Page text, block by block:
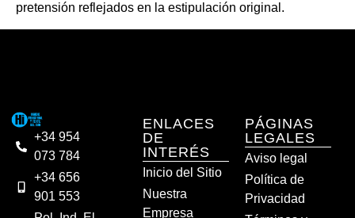
pretensión reflejados en la estipulación original.
+34 954
073 784
+34 656
901 553
ENLACES
DE
INTERÉS
Inicio del Sitio
Nuestra
Empresa
PÁGINAS
LEGALES
Aviso legal
Política de
Privacidad